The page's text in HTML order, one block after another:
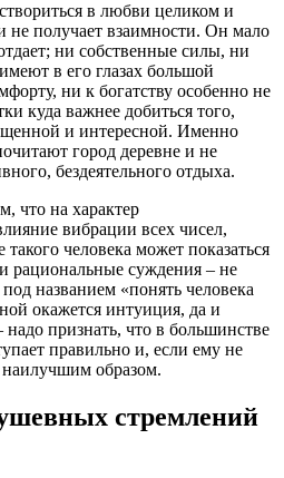
в любви целиком и
не получает взаимности. Он мало
ни собственные силы, ни
в его глазах большой
ни к богатству особенно не
куда важнее добиться того,
и интересной. Именно
город деревне и не
бездеятельного отдыха.
что на характер
вибрации всех чисел,
человека может показаться
рациональные суждения – не
названием «понять человека
окажется интуиция, да и
признать, что в большинстве
правильно и, если ему не
образом.
стремлений